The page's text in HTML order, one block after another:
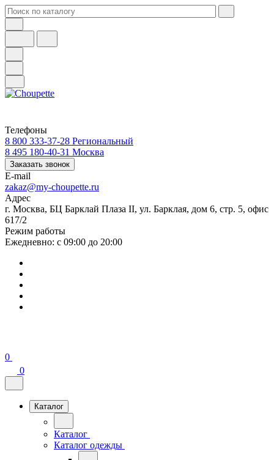
Телефоны
8 800 333-37-28 Региональный
8 495 180-40-31 Москва
Заказать звонок
E-mail
zakaz@my-choupette.ru
Адрес
г. Москва, БЦ Барклай Плаза II, ул. Барклая, дом 6, стр. 5, офис
617/2
Режим работы
Ежедневно: с 09:00 до 20:00
0
0
Каталог
Каталог
Каталог одежды